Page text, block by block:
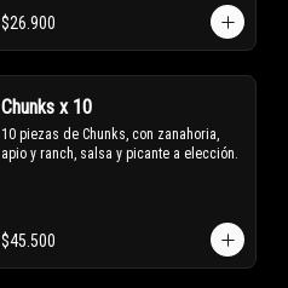
$26.900
Chunks x 10
10 piezas de Chunks, con zanahoria,
apio y ranch, salsa y picante a elección.
$45.500